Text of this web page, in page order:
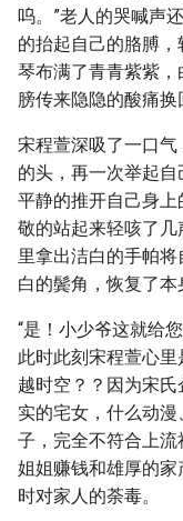
呜。”老人的哭喊声
的抬起自己的胳膊
琴布满了青青紫紫
膀传来隐隐的酸痛换
宋程萱深吸了一口
的头，再一次举起
平静的推开自己身上
敬的站起来轻咳了
里拿出洁白的手帕将
白的鬓角，恢复了本
“是！小少爷这就给
此时此刻宋程萱心
越时空？？因为宋
实的宅女，什么动
子，完全不符合上
姐姐赚钱和雄厚的
时对家人的荼毒。